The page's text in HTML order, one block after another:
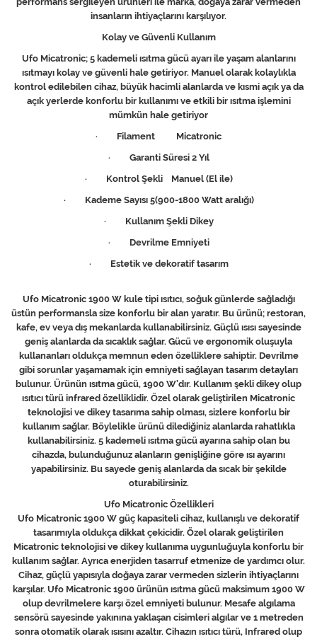
insanların ihtiyaçlarını karşılıyor.
Kolay ve Güvenli Kullanım
Ufo Micatronic; 5 kademeli ısıtma gücü ayarı ile yaşam alanlarını
ısıtmayı kolay ve güvenli hale getiriyor. Manuel olarak kolaylıkla
kontrol edilebilen cihaz, büyük hacimli alanlarda ve kısmi açık ya da
açık yerlerde konforlu bir kullanımı ve etkili bir ısıtma işlemini
mümkün hale getiriyor
· Filament Micatronic
· Garanti Süresi 2 Yıl
· Kontrol Şekli Manuel (El ile)
· Kademe Sayısı 5(900-1800 Watt aralığı)
· Kullanım Şekli Dikey
· Devrilme Emniyeti
· Estetik ve dekoratif tasarım
Ufo Micatronic 1900 W kule tipi ısıtıcı, soğuk günlerde sağladığı
üstün performansla size konforlu bir alan yaratır. Bu ürünü; restoran,
kafe, ev veya dış mekanlarda kullanabilirsiniz. Güçlü ısısı sayesinde
geniş alanlarda da sıcaklık sağlar. Gücü ve ergonomik oluşuyla
kullananları oldukça memnun eden özelliklere sahiptir. Devrilme
gibi sorunlar yaşamamak için emniyeti sağlayan tasarım detayları
bulunur. Ürünün ısıtma gücü, 1900 W’dır. Kullanım şekli dikey olup
ısıtıcı türü infrared özelliklidir. Özel olarak geliştirilen Micatronic
teknolojisi ve dikey tasarıma sahip olması, sizlere konforlu bir
kullanım sağlar. Böylelikle ürünü dilediğiniz alanlarda rahatlıkla
kullanabilirsiniz. 5 kademeli ısıtma gücü ayarına sahip olan bu
cihazda, bulunduğunuz alanların genişliğine göre ısı ayarını
yapabilirsiniz. Bu sayede geniş alanlarda da sıcak bir şekilde
oturabilirsiniz.
Ufo Micatronic Özellikleri
Ufo Micatronic 1900 W güç kapasiteli cihaz, kullanışlı ve dekoratif
tasarımıyla oldukça dikkat çekicidir. Özel olarak geliştirilen
Micatronic teknolojisi ve dikey kullanıma uygunluğuyla konforlu bir
kullanım sağlar. Ayrıca enerjiden tasarruf etmenize de yardımcı olur.
Cihaz, güçlü yapısıyla doğaya zarar vermeden sizlerin ihtiyaçlarını
karşılar. Ufo Micatronic 1900 ürünün ısıtma gücü maksimum 1900 W
olup devrilmelere karşı özel emniyeti bulunur. Mesafe algılama
sensörü sayesinde yakınına yaklaşan cisimleri algılar ve 1 metreden
sonra otomatik olarak ısısını azaltır. Cihazın ısıtıcı türü, Infrared olup